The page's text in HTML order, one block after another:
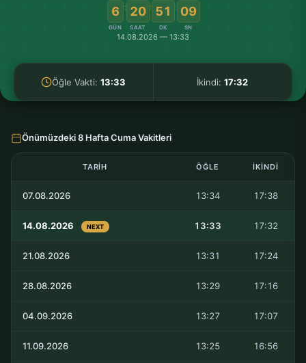
6
GÜN
: 20
SAAT
: 51
DK
: 09
SN
14.08.2026 — 13:33
Öğle Vakti:13:33 İkindi:17:32
Önümüzdeki 8 Hafta Cuma Vakitleri
TARIH ÖĞLE İKINDI
07.08.2026 13:34 17:38
14.08.2026 NEXT 13:33 17:32
21.08.2026 13:31 17:24
28.08.2026 13:29 17:16
04.09.2026 13:27 17:07
11.09.2026 13:25 16:56